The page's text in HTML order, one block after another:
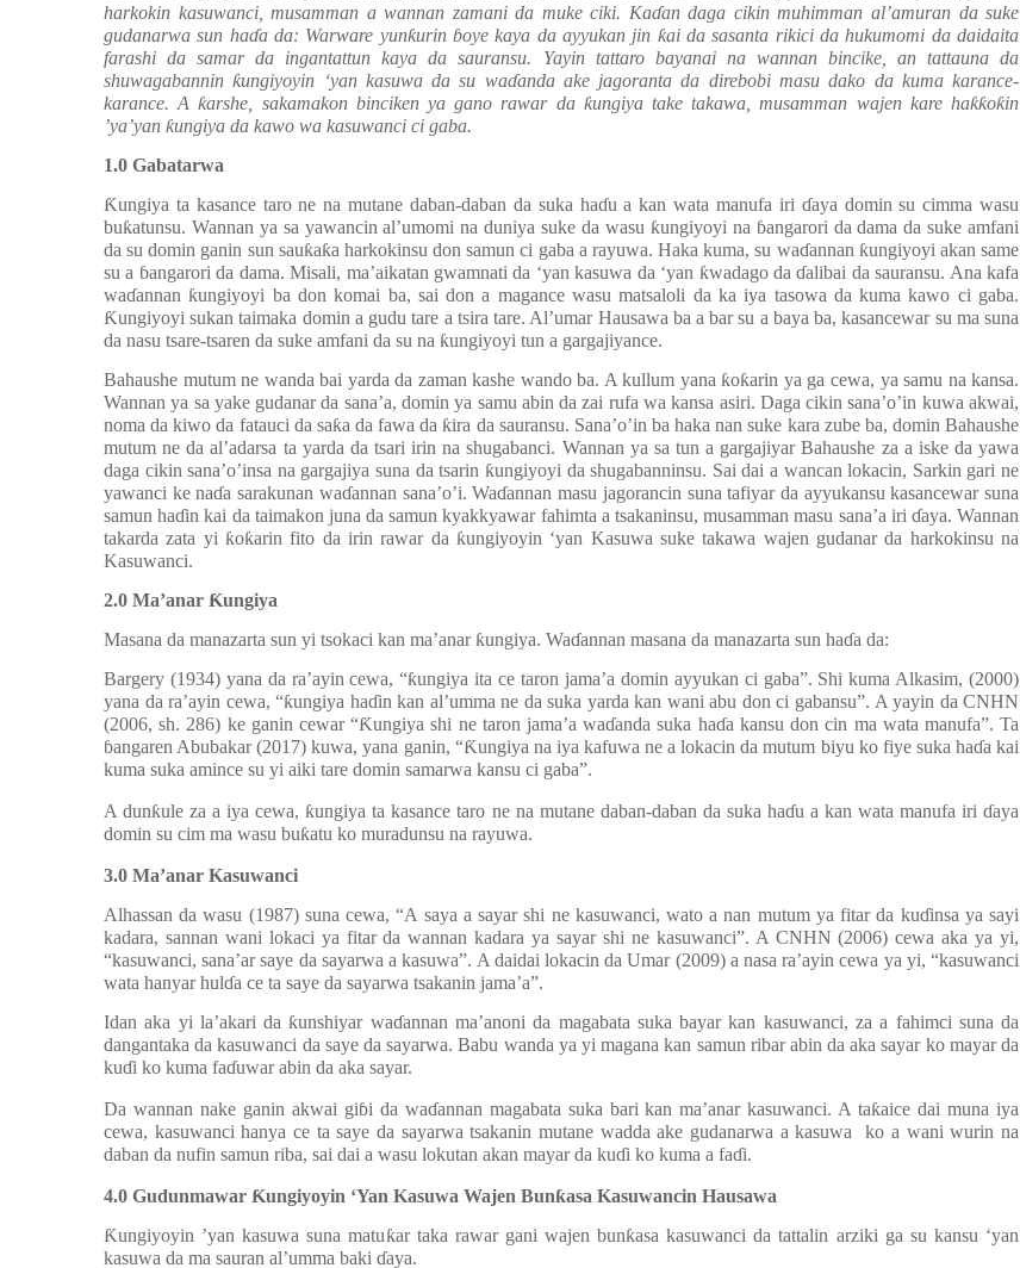
harkokin kasuwanci, musamman a wannan zamani da muke ciki. Kaɗan daga cikin muhimman al’amuran da suke
gudanarwa sun haɗa da: Warware yunƙurinɓoye kaya da ayyukan jin ƙai da sasanta rikici da hukumomi da daidaita
farashi da samar da ingantattun kaya da sauransu. Yayin tattaro bayanai na wannan bincike, an tattauna da
shuwagabanninƙungiyoyin ‘yan kasuwa da su waɗanda ake jagoranta da direbobi masu dako da kuma karance-
karance. Aƙarshe, sakamakon binciken ya gano rawar da ƙungiya take takawa, musamman wajen kare haƙƙoƙin
’ya’yan ƙungiya da kawo wa kasuwanci ci gaba.
1.0 Gabatarwa
Ƙungiya ta kasance taro ne na mutane daban-daban da suka haɗu a kan wata manufa iri ɗaya domin su cimma wasu
buƙatunsu. Wannan ya sa yawancin al’umomi na duniya suke da wasu ƙungiyoyi na ɓangarori da dama da suke amfani
da su domin ganin sun sauƙaƙa harkokinsu don samun ci gaba a rayuwa. Haka kuma, su waɗannan ƙungiyoyi akan same
su a ɓangarori da dama. Misali, ma’aikatan gwamnati da ‘yan kasuwa da ‘yan ƙwadago daɗalibai da sauransu. Ana kafa
waɗannan ƙungiyoyi ba don komai ba, sai don a magance wasu matsaloli da ka iya tasowa da kuma kawo ci gaba.
Ƙungiyoyi sukan taimaka domin a gudu tare a tsira tare. Al’umar Hausawa ba a bar su a baya ba, kasancewar su ma suna
da nasu tsare-tsaren da suke amfani da su na ƙungiyoyi tun a gargajiyance.
Bahaushe mutum ne wanda bai yarda da zaman kashe wando ba. A kullum yana ƙoƙarin ya ga cewa, ya samu na kansa.
Wannan ya sa yake gudanar da sana’a, domin ya samu abin da zai rufa wa kansa asiri. Daga cikin sana’o’in kuwa akwai,
noma da kiwo da fatauci da saƙa da fawa da ƙira da sauransu. Sana’o’in ba haka nan suke kara zube ba, domin Bahaushe
mutum ne da al’adarsa ta yarda da tsari irin na shugabanci. Wannan ya sa tun a gargajiyar Bahaushe za a iske da yawa
daga cikin sana’o’insa na gargajiya suna da tsarin ƙungiyoyi da shugabanninsu. Sai dai a wancan lokacin, Sarkin gari ne
yawanci ke naɗa sarakunan waɗannan sana’o’i. Waɗannan masu jagorancin suna tafiyar da ayyukansu kasancewar suna
samun haɗin kai da taimakon juna da samun kyakkyawar fahimta a tsakaninsu, musamman masu sana’a iri ɗaya. Wannan
takarda zata yi ƙoƙarin fito da irin rawar da ƙungiyoyin ‘yan Kasuwa suke takawa wajen gudanar da harkokinsu na
Kasuwanci.
2.0 Ma’anar Ƙungiya
Masana da manazarta sun yi tsokaci kan ma’anarƙungiya. Waɗannan masana da manazarta sun haɗa da:
Bargery (1934) yana da ra’ayin cewa, “ƙungiya ita ce taron jama’a domin ayyukan ci gaba”. Shi kuma Alkasim, (2000)
yana da ra’ayin cewa, “ƙungiya haɗin kan al’umma ne da suka yarda kan wani abu don ci gabansu”. A yayin da CNHN
(2006, sh. 286) ke ganin cewar “Ƙungiya shi ne taron jama’a waɗanda suka haɗa kansu don cin ma wata manufa”. Ta
ɓangaren Abubakar (2017) kuwa, yana ganin, “Ƙungiya na iya kafuwa ne a lokacin da mutum biyu ko fiye suka haɗa kai
kuma suka amince su yi aiki tare domin samarwa kansu ci gaba”.
A dunƙule za a iya cewa, ƙungiya ta kasance taro ne na mutane daban-daban da suka haɗu a kan wata manufa iriɗaya
domin su cim ma wasu buƙatu ko muradunsu na rayuwa.
3.0 Ma’anar Kasuwanci
Alhassan da wasu (1987) suna cewa, “A saya a sayar shi ne kasuwanci, wato a nan mutum ya fitar da kuɗinsa ya sayi
kadara, sannan wani lokaci ya fitar da wannan kadara ya sayar shi ne kasuwanci”. A CNHN (2006) cewa aka ya yi,
“kasuwanci, sana’ar saye da sayarwa a kasuwa”. A daidai lokacin da Umar (2009) a nasa ra’ayin cewa ya yi, “kasuwanci
wata hanyar hulɗa ce ta saye da sayarwa tsakanin jama’a”.
Idan aka yi la’akari da ƙunshiyar waɗannan ma’anoni da magabata suka bayar kan kasuwanci, za a fahimci suna da
dangantaka da kasuwanci da saye da sayarwa. Babu wanda ya yi magana kan samun ribar abin da aka sayar ko mayar da
kuɗi ko kuma faɗuwar abin da aka sayar.
Da wannan nake ganin akwai giɓi da waɗannan magabata suka bari kan ma’anar kasuwanci. A taƙaice dai muna iya
cewa, kasuwanci hanya ce ta saye da sayarwa tsakanin mutane wadda ake gudanarwa a kasuwa ko a wani wurin na
daban da nufin samun riba, sai dai a wasu lokutan akan mayar da kuɗi ko kuma a faɗi.
4.0 Gudunmawar Ƙungiyoyin ‘Yan Kasuwa Wajen Bunƙasa Kasuwancin Hausawa
Ƙungiyoyin ’yan kasuwa suna matuƙar taka rawar gani wajen bunƙasa kasuwanci da tattalin arziki ga su kansu ‘yan
kasuwa da ma sauran al’umma baki ɗaya.